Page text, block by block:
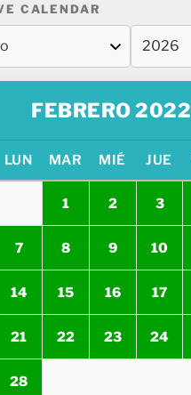
CALENDAR
FEBRERO 2022
LUN MAR MIÉ JUE
1 2 3
7 8 9 10
14 15 16 17
21 22 23 24
28